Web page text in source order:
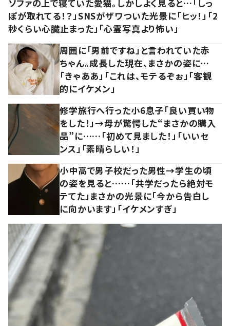
ソファの上で寝ていた愛猫。しかしよく見ると…「しっ
ぽが取れてる！？」SNSがザワついた光景に「ヒッ！」「2
秒くらい心臓止まった」「心霊写真より怖い」
周囲に「男前ですね」と言われていた赤
ちゃん。成長した現在、まさかの姿に…
「きゃああ」「これは、モテるぞぉ」「客観
的にイケメン」
修学旅行へ行った小6息子「良い買い物
をした！」→母が驚愕した“まさかの購入
品”に……「初めて見ました！」「いいセ
ンス」「素晴らしい！」
小中高で男子校だった男性→学生の頃
の姿を見ると……「共学だったら絶対モ
テてた」まさかの光景に「今から告白し
に向かいます」「イケメンすぎ」